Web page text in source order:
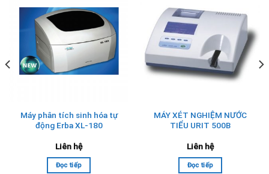
Máy phân tích sinh hóa tự
động Erba XL-180
Liên hệ
Đọc tiếp
MÁY XÉT NGHIỆM NƯỚC
TIỂU URIT 500B
Liên hệ
Đọc tiếp